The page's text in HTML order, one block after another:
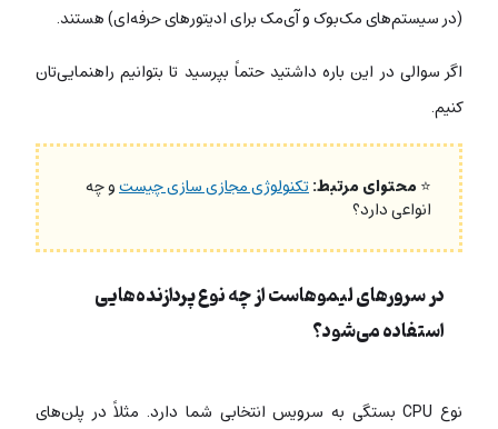
(در سیستم‌های مک‌بوک و آی‌مک برای ادیتورهای حرفه‌ای) هستند.
اگر سوالی در این باره داشتید حتماً بپرسید تا بتوانیم راهنمایی‌تان
کنیم.
⭐محتوای مرتبط:تکنولوژی مجازی سازی چیستو چه
انواعی دارد؟
در سرورهای لیموهاست از چه نوع پردازنده‌هایی
استفاده می‌شود؟
نوع CPU بستگی به سرویس انتخابی شما دارد. مثلاً در پلن‌های